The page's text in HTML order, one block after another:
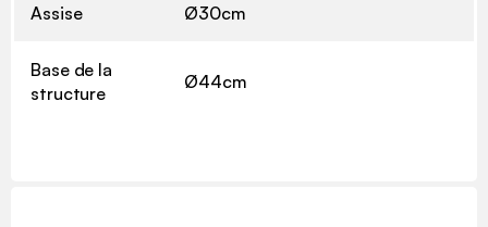
Assise Ø30cm
Base de la
structure
Ø44cm